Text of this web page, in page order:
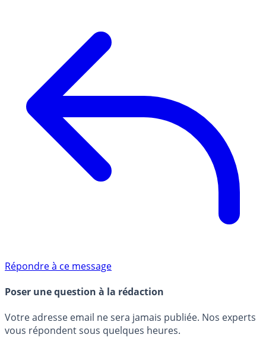
Répondre à ce message
Poser une question à la rédaction
Votre adresse email ne sera jamais publiée. Nos experts
vous répondent sous quelques heures.